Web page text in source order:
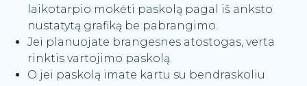
laikotarpio mokėti paskolą pagal iš anksto
nustatytą grafiką be pabrangimo.
Jei planuojate brangesnes atostogas, verta
rinktis vartojimo paskolą.
O jei paskolą imate kartu su bendraskoliu